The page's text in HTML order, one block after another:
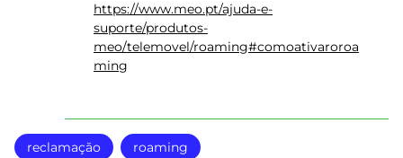
https://www.meo.pt/ajuda-e-
suporte/produtos-
meo/telemovel/roaming#comoativaroroa
ming
reclamação roaming